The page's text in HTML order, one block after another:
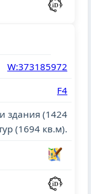
W:373185972
F4
здания (1424
(1694 кв.м).